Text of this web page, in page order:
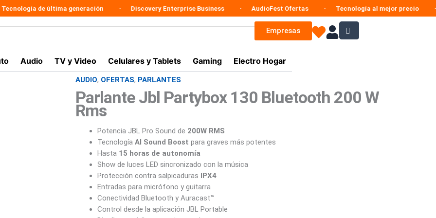
de última generación Discovery Enterprise Business AudioFest Ofertas Tecnología al mejor precio
Empresas
Audio TV y Video Celulares y Tablets Gaming Electro Hogar
AUDIO, OFERTAS, PARLANTES
Parlante Jbl Partybox 130 Bluetooth 200 W
Rms
Potencia JBL Pro Sound de 200W RMS
Tecnología AI Sound Boost para graves más potentes
Hasta 15 horas de autonomía
Show de luces LED sincronizado con la música
Protección contra salpicaduras IPX4
Entradas para micrófono y guitarra
Conectividad Bluetooth y Auracast™
Control desde la aplicación JBL Portable
El
precio
era:
$1.549.900.
precio
es:
$1.009.900.
Parlante
Jbl
Partybox
130